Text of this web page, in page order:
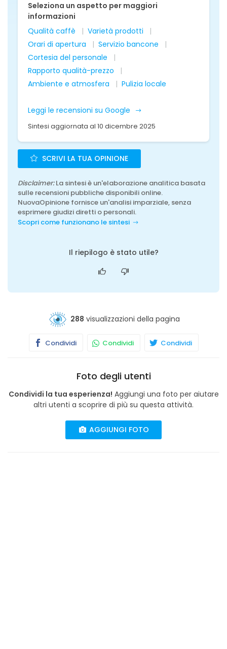
Seleziona un aspetto per maggiori
informazioni
Qualità caffè
Varietà prodotti
Orari di apertura
Servizio bancone
Cortesia del personale
Rapporto qualità-prezzo
Ambiente e atmosfera
Pulizia locale
Leggi le recensioni su Google
Sintesi aggiornata al 10 dicembre 2025
SCRIVI LA TUA OPINIONE
Disclaimer:La sintesi è un'elaborazione analitica basata
sulle recensioni pubbliche disponibili online.
NuovaOpinione fornisce un'analisi imparziale, senza
esprimere giudizi diretti o personali.
Scopri come funzionano le sintesi
Il riepilogo è stato utile?
288 visualizzazioni della pagina
Condividi Condividi Condividi
Foto degli utenti
Condividi la tua esperienza! Aggiungi una foto per aiutare
altri utenti a scoprire di più su questa attività.
AGGIUNGI FOTO